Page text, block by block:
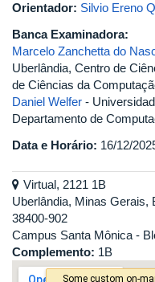
Orientador: Silvio Ereno
Banca Examinadora:
Marcelo Zanchetta do
Uberlândia, Centro de
de Ciências da
Daniel Welfer -
Departamento de
Data e Horário: 16/12/
Virtual, 2121 1B
Uberlândia, Minas Gerais,
38400-902
Campus Santa Mônica -
Complemento: 1B